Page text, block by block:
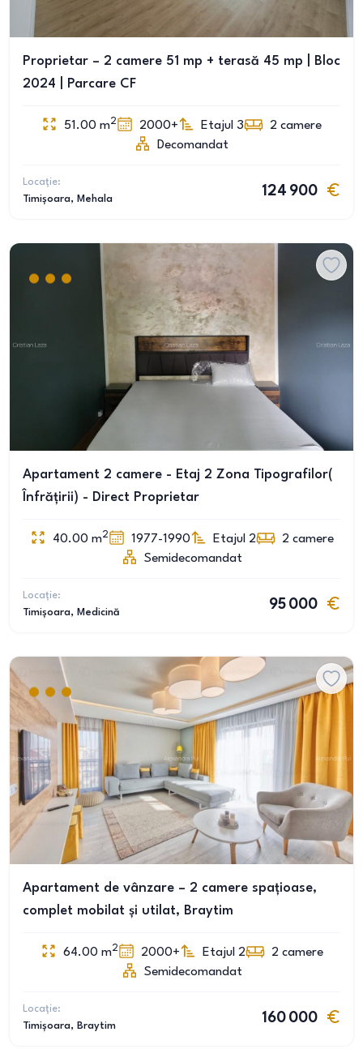
Proprietar – 2 camere 51 mp + terasă 45 mp | Bloc
2024 | Parcare CF
51.00 m2 2000+ Etajul 3 2 camere
Decomandat
Locație:
Timișoara, Mehala
124 900
Apartament 2 camere - Etaj 2 Zona Tipografilor(
Înfrățirii) - Direct Proprietar
40.00 m2 1977-1990 Etajul 2 2 camere
Semidecomandat
Locație:
Timișoara, Medicină
95 000
Apartament de vânzare – 2 camere spațioase,
complet mobilat și utilat, Braytim
64.00 m2 2000+ Etajul 2 2 camere
Semidecomandat
Locație:
Timișoara, Braytim
160 000